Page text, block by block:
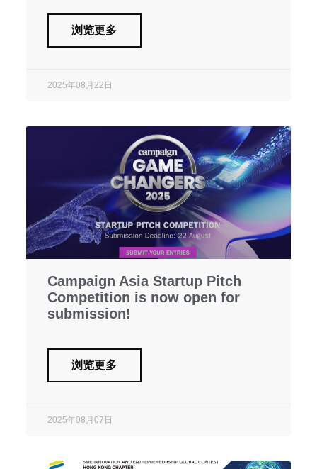
浏览更多
2025年08月22日
Campaign Asia Startup Pitch
Competition is now open for
submission!
浏览更多
2025年08月07日